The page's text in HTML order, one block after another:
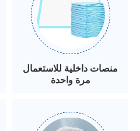
منصات داخلية للاستعمال
مرة واحدة